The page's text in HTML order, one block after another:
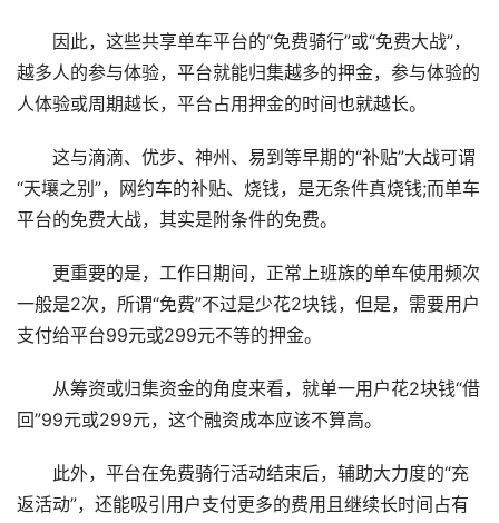
因此，这些共享单车平台的“免费骑行”或“免费大战”，
越多人的参与体验，平台就能归集越多的押金，参与体验的
人体验或周期越长，平台占用押金的时间也就越长。
这与滴滴、优步、神州、易到等早期的“补贴”大战可谓
“天壤之别”，网约车的补贴、烧钱，是无条件真烧钱;而单车
平台的免费大战，其实是附条件的免费。
更重要的是，工作日期间，正常上班族的单车使用频次
一般是2次，所谓“免费”不过是少花2块钱，但是，需要用户
支付给平台99元或299元不等的押金。
从筹资或归集资金的角度来看，就单一用户花2块钱“借
回”99元或299元，这个融资成本应该不算高。
此外，平台在免费骑行活动结束后，辅助大力度的“充
返活动”，还能吸引用户支付更多的费用且继续长时间占有